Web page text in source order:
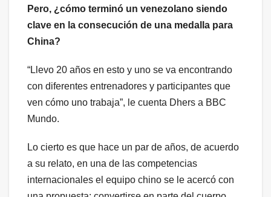
Pero, ¿cómo terminó un venezolano siendo
clave en la consecución de una medalla para
China?
“Llevo 20 años en esto y uno se va encontrando
con diferentes entrenadores y participantes que
ven cómo uno trabaja”, le cuenta Dhers a BBC
Mundo.
Lo cierto es que hace un par de años, de acuerdo
a su relato, en una de las competencias
internacionales el equipo chino se le acercó con